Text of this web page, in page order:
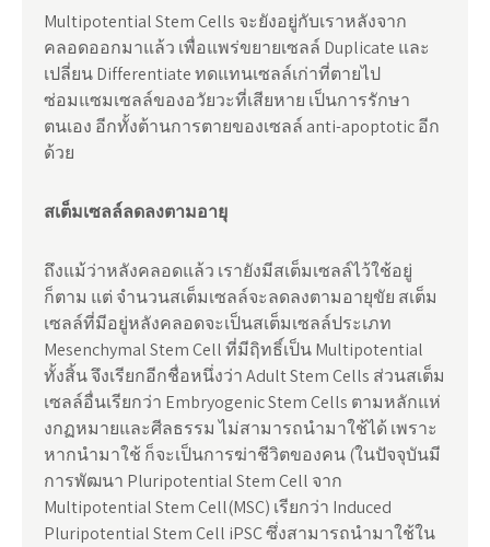
Multipotential Stem Cells จะยังอยู่กับเราหลังจาก
คลอดออกมาแล้ว เพื่อแพร่ขยายเซลล์ Duplicate และ
เปลี่ยน Differentiate ทดแทนเซลล์เก่าที่ตายไป
ซ่อมแซมเซลล์ของอวัยวะที่เสียหาย เป็นการรักษา
ตนเอง อีกทั้งต้านการตายของเซลล์ anti-apoptotic อีก
ด้วย
สเต็มเซลล์ลดลงตามอายุ
ถึงแม้ว่าหลังคลอดแล้ว เรายังมีสเต็มเซลล์ไว้ใช้อยู่
ก็ตาม แต่ จำนวนสเต็มเซลล์จะลดลงตามอายุขัย สเต็ม
เซลล์ที่มีอยู่หลังคลอดจะเป็นสเต็มเซลล์ประเภท
Mesenchymal Stem Cell ที่มีฤิทธิ์เป็น Multipotential
ทั้งสิ้น จึงเรียกอีกชื่อหนึ่งว่า Adult Stem Cells ส่วนสเต็ม
เซลล์อื่นเรียกว่า Embryogenic Stem Cells ตามหลักแห่
งกฏหมายและศีลธรรม ไม่สามารถนำมาใช้ได้ เพราะ
หากนำมาใช้ ก็จะเป็นการฆ่าชีวิตของคน (ในปัจจุบันมี
การพัฒนา Pluripotential Stem Cell จาก
Multipotential Stem Cell(MSC) เรียกว่า Induced
Pluripotential Stem Cell iPSC ซึ่งสามารถนำมาใช้ใน